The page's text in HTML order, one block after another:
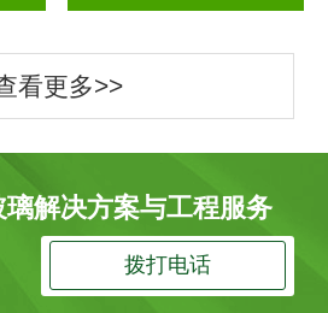
看更多>>
解决方案与工程服务
拨打电话